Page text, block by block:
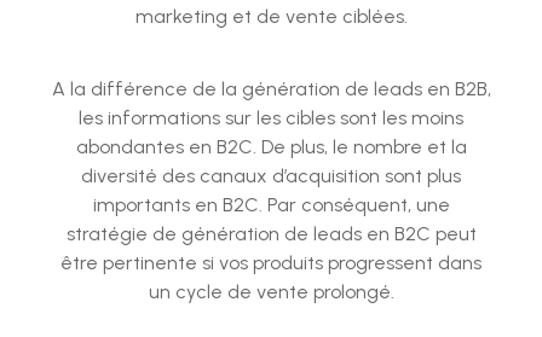
marketing et de vente ciblées.
A la différence de la génération de leads en B2B,
les informations sur les cibles sont les moins
abondantes en B2C. De plus, le nombre et la
diversité des canaux d’acquisition sont plus
importants en B2C. Par conséquent, une
stratégie de génération de leads en B2C peut
être pertinente si vos produits progressent dans
un cycle de vente prolongé.